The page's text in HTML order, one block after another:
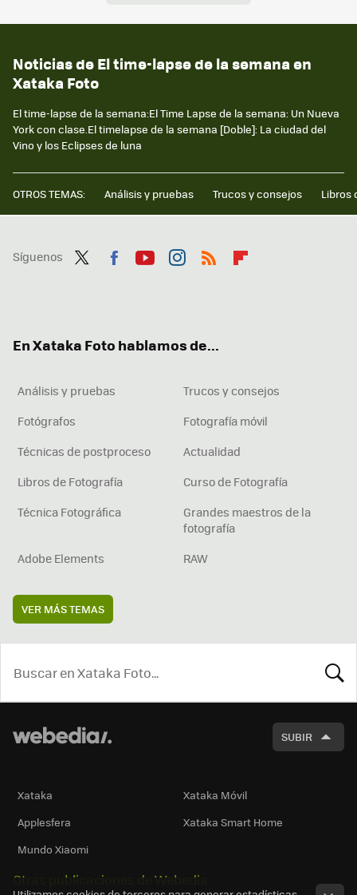
Noticias de El time-lapse de la semana en
Xataka Foto
El time-lapse de la semana:El Time Lapse de la semana: Un Nueva
York con clase.El timelapse de la semana [Doble]: La ciudad del
Vino y los Eclipses de luna
OTROS TEMAS: Análisis y pruebas Trucos y consejos Libros
Síguenos
En Xataka Foto hablamos de...
Análisis y pruebas
Trucos y consejos
Fotógrafos
Fotografía móvil
Técnicas de postproceso
Actualidad
Libros de Fotografía
Curso de Fotografía
Técnica Fotográfica
Grandes maestros de la
fotografía
Adobe Elements
RAW
VER MÁS TEMAS
SUBIR
Xataka
Xataka Móvil
Applesfera
Xataka Smart Home
Mundo Xiaomi
Otras publicaciones de Webedia